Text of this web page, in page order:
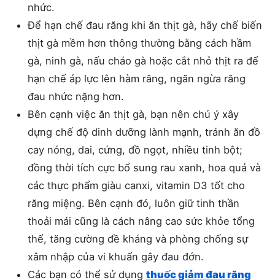
nhức.
Để hạn chế đau răng khi ăn thịt gà, hãy chế biến
thịt gà mềm hơn thông thường bằng cách hầm
gà, ninh gà, nấu cháo gà hoặc cắt nhỏ thịt ra để
hạn chế áp lực lên hàm răng, ngăn ngừa răng
đau nhức nặng hơn.
Bên cạnh việc ăn thịt gà, bạn nên chú ý xây
dựng chế độ dinh dưỡng lành mạnh, tránh ăn đồ
cay nóng, dai, cứng, đồ ngọt, nhiều tinh bột;
đồng thời tích cực bổ sung rau xanh, hoa quả và
các thực phẩm giàu canxi, vitamin D3 tốt cho
răng miệng. Bên cạnh đó, luôn giữ tinh thần
thoải mái cũng là cách nâng cao sức khỏe tổng
thể, tăng cường đề kháng và phòng chống sự
xâm nhập của vi khuẩn gây đau đớn.
Các bạn có thể sử dụng thuốc giảm đau răng